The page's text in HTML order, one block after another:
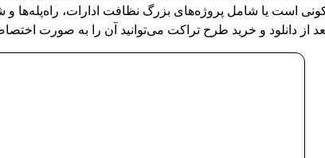
است یا شامل پروژه‌های بزرگ نظافت ادارات،
از دانلود و خرید طرح تراکت می‌توانید آن را به صورت